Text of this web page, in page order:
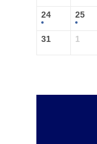
24 25
31 1